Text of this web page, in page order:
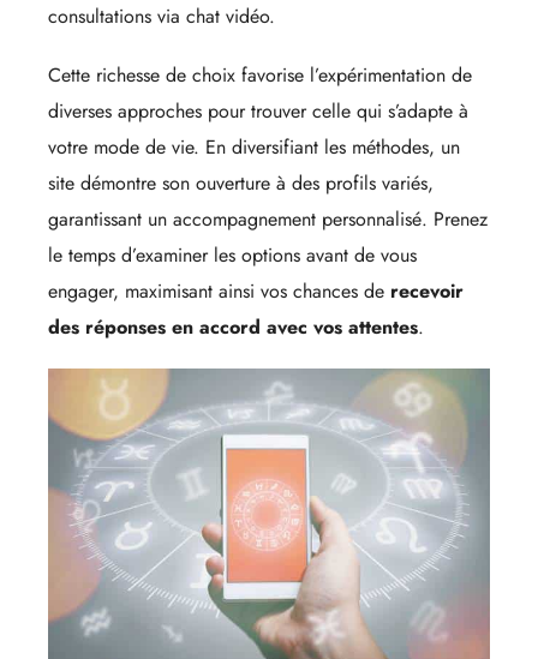
consultations via chat vidéo.
Cette richesse de choix favorise l’expérimentation de
diverses approches pour trouver celle qui s’adapte à
votre mode de vie. En diversifiant les méthodes, un
site démontre son ouverture à des profils variés,
garantissant un accompagnement personnalisé. Prenez
le temps d’examiner les options avant de vous
engager, maximisant ainsi vos chances de recevoir
des réponses en accord avec vos attentes.